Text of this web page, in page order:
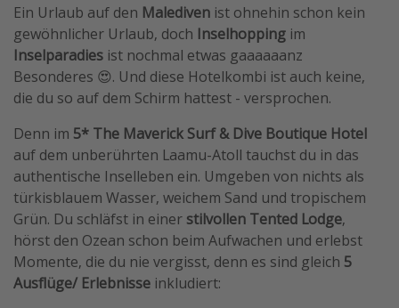
Ein Urlaub auf den Malediven ist ohnehin schon kein
gewöhnlicher Urlaub, doch Inselhopping im
Inselparadies ist nochmal etwas gaaaaaanz
Besonderes 😍. Und diese Hotelkombi ist auch keine,
die du so auf dem Schirm hattest - versprochen.
Denn im 5* The Maverick Surf & Dive Boutique Hotel
auf dem unberührten Laamu-Atoll tauchst du in das
authentische Inselleben ein. Umgeben von nichts als
türkisblauem Wasser, weichem Sand und tropischem
Grün. Du schläfst in einer stilvollen Tented Lodge,
hörst den Ozean schon beim Aufwachen und erlebst
Momente, die du nie vergisst, denn es sind gleich 5
Ausflüge/ Erlebnisse inkludiert: